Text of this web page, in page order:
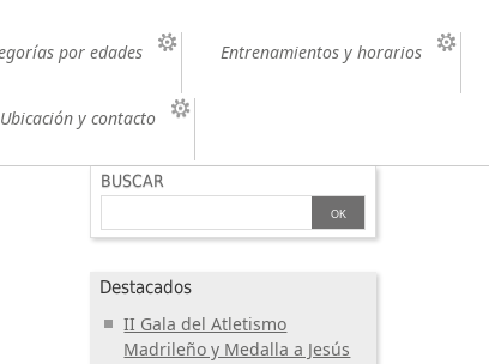
por edades Entrenamientos y horarios
Ubicación y contacto
BUSCAR
Destacados
II Gala del Atletismo
Madrileño y Medalla a Jesús